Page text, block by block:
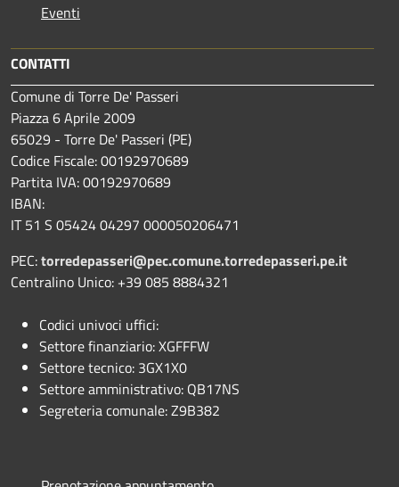
Eventi
CONTATTI
Comune di Torre De' Passeri
Piazza 6 Aprile 2009
65029 - Torre De' Passeri (PE)
Codice Fiscale: 00192970689
Partita IVA: 00192970689
IBAN:
IT 51 S 05424 04297 000050206471
PEC:torredepasseri@pec.comune.torredepasseri.pe.it
Centralino Unico: +39 085 8884321
Codici univoci uffici:
Settore finanziario: XGFFFW
Settore tecnico: 3GX1X0
Settore amministrativo: QB17NS
Segreteria comunale: Z9B382